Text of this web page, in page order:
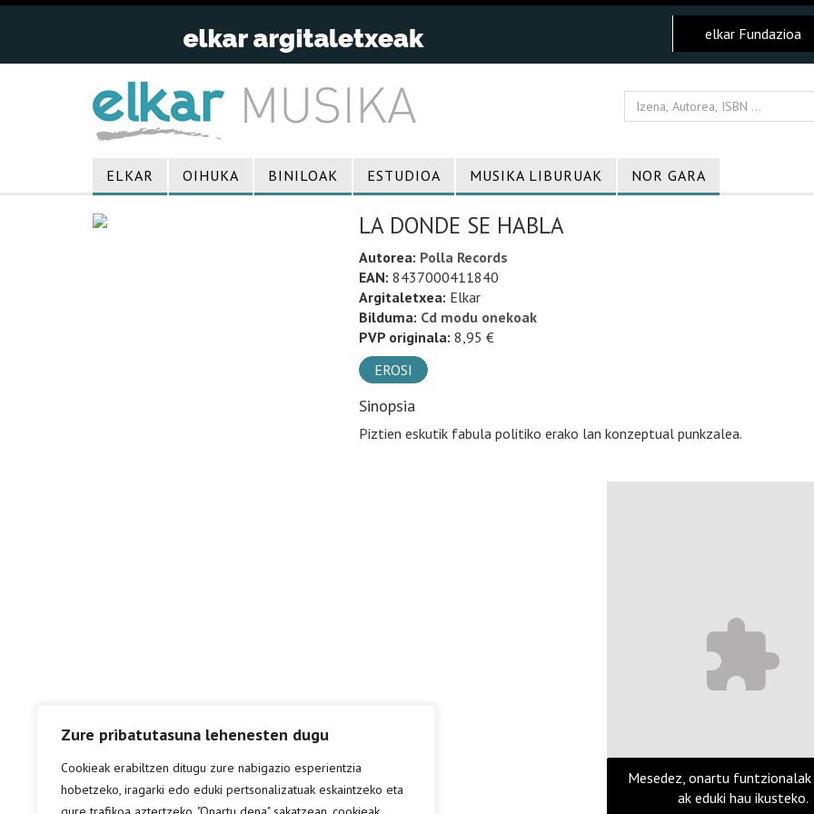
Zure pribatutasuna lehenesten dugu
Cookieak erabiltzen ditugu zure nabigazio esperientzia
hobetzeko, iragarki edo eduki pertsonalizatuak eskaintzeko eta
elkar Fundazioa
ELKAR OIHUKA BINILOAK ESTUDIOA MUSIKA LIBURUAK NOR GARA
LA DONDE SE HABLA
Autorea: Polla Records
EAN: 8437000411840
Argitaletxea: Elkar
Bilduma: Cd modu onekoak
PVP originala: 8,95 €
EROSI
Sinopsia
Piztien eskutik fabula politiko erako lan konzeptual punkzalea.
Mesedez, onartu funtzionalak
ak eduki hau ikusteko.